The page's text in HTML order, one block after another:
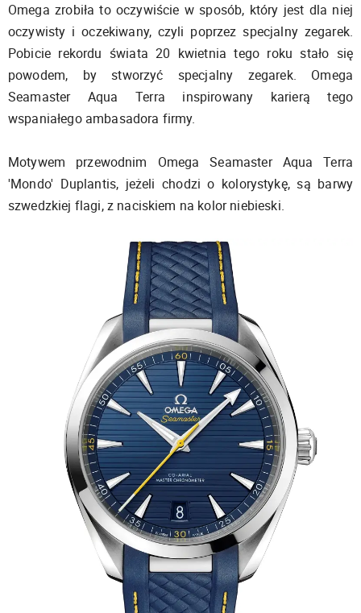
Omega zrobiła to oczywiście w sposób, który jest dla niej
oczywisty i oczekiwany, czyli poprzez specjalny zegarek.
Pobicie rekordu świata 20 kwietnia tego roku stało się
powodem, by stworzyć specjalny zegarek. Omega
Seamaster Aqua Terra inspirowany karierą tego
wspaniałego ambasadora firmy.
Motywem przewodnim Omega Seamaster Aqua Terra
'Mondo' Duplantis, jeżeli chodzi o kolorystykę, są barwy
szwedzkiej flagi, z naciskiem na kolor niebieski.